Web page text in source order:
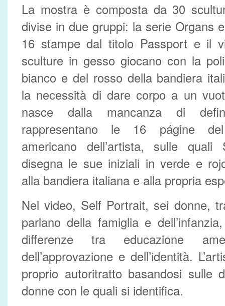
La mostra è composta da 30
divise in due gruppi: la serie Organs
16 stampe dal titolo Passport e il
sculture in gesso giocano con la
bianco e del rosso della bandiera
la necessità di dare corpo a un
nasce dalla mancanza di
rappresentano le 16 págine
americano dell’artista, sulle quali
disegna le sue iniziali in verde e
alla bandiera italiana e alla propria
Nel video, Self Portrait, sei donne,
parlano della famiglia e
differenze tra educazione
dell’approvazione e dell’identità.
proprio autoritratto basandosi sulle
donne con le quali si identifica.